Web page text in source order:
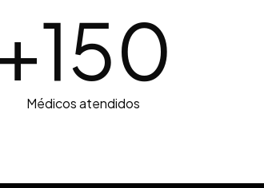
Médicos atendidos
150